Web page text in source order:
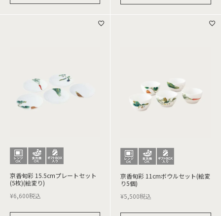
京香旬彩 15.5cmプレートセット
(5枚)(絵変り)
¥6,600税込
京香旬彩 11cmボウルセット(絵変
り5個)
¥5,500税込